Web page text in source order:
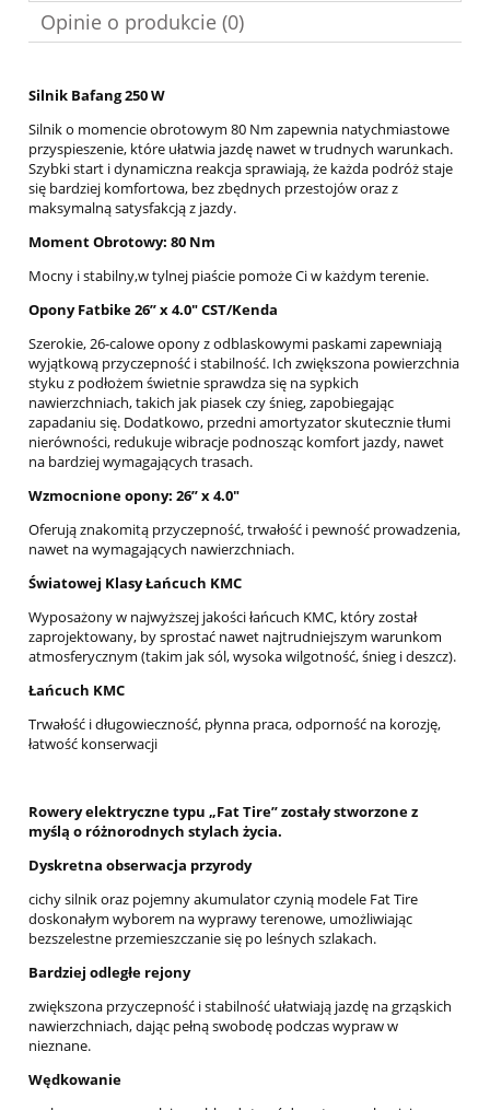
Opinie o produkcie (0)
Silnik Bafang 250 W
Silnik o momencie obrotowym 80 Nm zapewnia natychmiastowe
przyspieszenie, które ułatwia jazdę nawet w trudnych warunkach.
Szybki start i dynamiczna reakcja sprawiają, że każda podróż staje
się bardziej komfortowa, bez zbędnych przestojów oraz z
maksymalną satysfakcją z jazdy.
Moment Obrotowy: 80 Nm
Mocny i stabilny,w tylnej piaście pomoże Ci w każdym terenie.
Opony Fatbike 26” x 4.0" CST/Kenda
Szerokie, 26-calowe opony z odblaskowymi paskami zapewniają
wyjątkową przyczepność i stabilność. Ich zwiększona powierzchnia
styku z podłożem świetnie sprawdza się na sypkich
nawierzchniach, takich jak piasek czy śnieg, zapobiegając
zapadaniu się. Dodatkowo, przedni amortyzator skutecznie tłumi
nierówności, redukuje wibracje podnosząc komfort jazdy, nawet
na bardziej wymagających trasach.
Wzmocnione opony: 26” x 4.0"
Oferują znakomitą przyczepność, trwałość i pewność prowadzenia,
nawet na wymagających nawierzchniach.
Światowej Klasy Łańcuch KMC
Wyposażony w najwyższej jakości łańcuch KMC, który został
zaprojektowany, by sprostać nawet najtrudniejszym warunkom
atmosferycznym (takim jak sól, wysoka wilgotność, śnieg i deszcz).
Łańcuch KMC
Trwałość i długowieczność, płynna praca, odporność na korozję,
łatwość konserwacji
Rowery elektryczne typu „Fat Tire” zostały stworzone z
myślą o różnorodnych stylach życia.
Dyskretna obserwacja przyrody
cichy silnik oraz pojemny akumulator czynią modele Fat Tire
doskonałym wyborem na wyprawy terenowe, umożliwiając
bezszelestne przemieszczanie się po leśnych szlakach.
Bardziej odległe rejony
zwiększona przyczepność i stabilność ułatwiają jazdę na grząskich
nawierzchniach, dając pełną swobodę podczas wypraw w
nieznane.
Wędkowanie